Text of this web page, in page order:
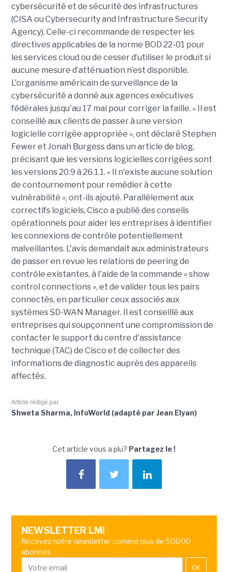
cybersécurité et de sécurité des infrastructures
(CISA ou Cybersecurity and Infrastructure Security
Agency). Celle-ci recommande de respecter les
directives applicables de la norme BOD 22-01 pour
les services cloud ou de cesser d’utiliser le produit si
aucune mesure d’atténuation n’est disponible.
L'organisme américain de surveillance de la
cybersécurité a donné aux agences exécutives
fédérales jusqu'au 17 mai pour corriger la faille. « Il est
conseillé aux clients de passer à une version
logicielle corrigée appropriée », ont déclaré Stephen
Fewer et Jonah Burgess dans un article de blog,
précisant que les versions logicielles corrigées sont
les versions 20.9 à 26.1.1. « Il n'existe aucune solution
de contournement pour remédier à cette
vulnérabilité », ont-ils ajouté. Parallèlement aux
correctifs logiciels, Cisco a publié des conseils
opérationnels pour aider les entreprises à identifier
les connexions de contrôle potentiellement
malveillantes. L'avis demandait aux administrateurs
de passer en revue les relations de peering de
contrôle existantes, à l'aide de la commande « show
control connections », et de valider tous les pairs
connectés, en particulier ceux associés aux
systèmes SD-WAN Manager. Il est conseillé aux
entreprises qui soupçonnent une compromission de
contacter le support du centre d'assistance
technique (TAC) de Cisco et de collecter des
informations de diagnostic auprès des appareils
affectés.
Article rédigé par
Shweta Sharma, InfoWorld (adapté par Jean Elyan)
Cet article vous a plu? Partagez le !
NEWSLETTER LMI
Recevez notre newsletter comme plus de 50000
abonnés
OK